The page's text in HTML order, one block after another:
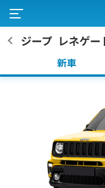
ジープ レネゲー
新車